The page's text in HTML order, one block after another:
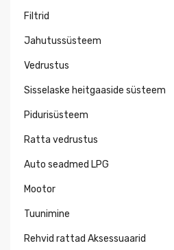
Filtrid
Jahutussüsteem
Vedrustus
Sisselaske heitgaaside süsteem
Pidurisüsteem
Ratta vedrustus
Auto seadmed LPG
Mootor
Tuunimine
Rehvid rattad Aksessuaarid